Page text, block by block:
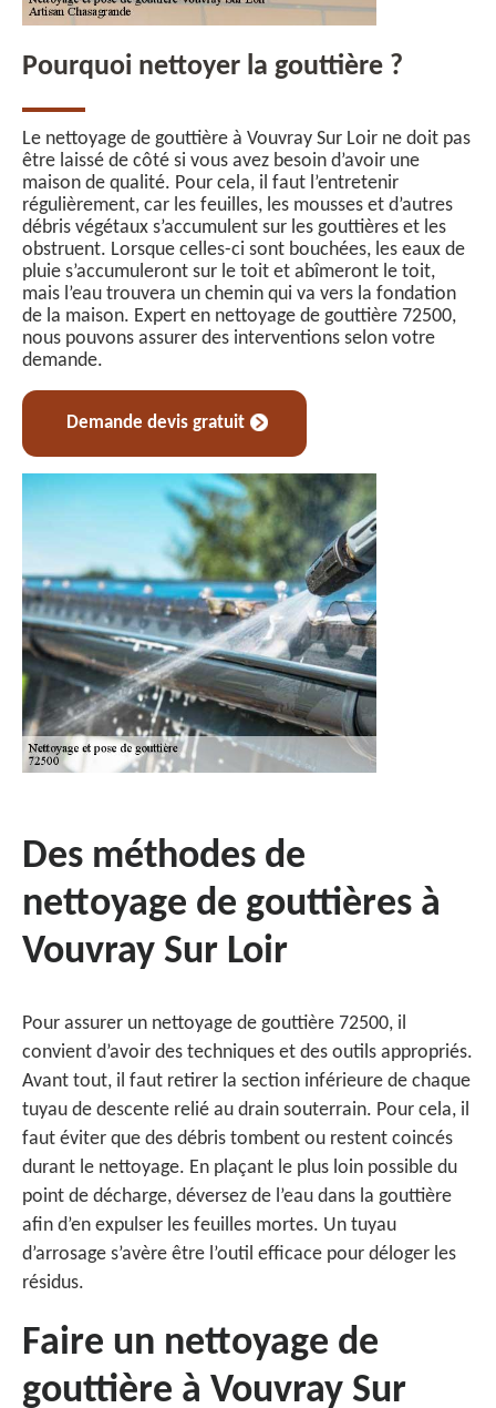
Pourquoi nettoyer la gouttière ?
Le nettoyage de gouttière à Vouvray Sur Loir ne doit pas
être laissé de côté si vous avez besoin d’avoir une
maison de qualité. Pour cela, il faut l’entretenir
régulièrement, car les feuilles, les mousses et d’autres
débris végétaux s’accumulent sur les gouttières et les
obstruent. Lorsque celles-ci sont bouchées, les eaux de
pluie s’accumuleront sur le toit et abîmeront le toit,
mais l’eau trouvera un chemin qui va vers la fondation
de la maison. Expert en nettoyage de gouttière 72500,
nous pouvons assurer des interventions selon votre
demande.
Demande devis gratuit
Des méthodes de
nettoyage de gouttières à
Vouvray Sur Loir
Pour assurer un nettoyage de gouttière 72500, il
convient d’avoir des techniques et des outils appropriés.
Avant tout, il faut retirer la section inférieure de chaque
tuyau de descente relié au drain souterrain. Pour cela, il
faut éviter que des débris tombent ou restent coincés
durant le nettoyage. En plaçant le plus loin possible du
point de décharge, déversez de l’eau dans la gouttière
afin d’en expulser les feuilles mortes. Un tuyau
d’arrosage s’avère être l’outil efficace pour déloger les
résidus.
Faire un nettoyage de
gouttière à Vouvray Sur